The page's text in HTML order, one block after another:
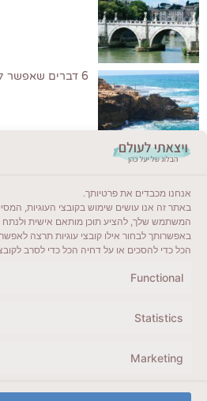
אנחנו מכבדים את פרטיותך.
באתר זה אנו עושים שימוש בקובצי העוגיות,
המשתמש שלך, להציע תוכן מותאם אישית
באפשרותך לבחור אילו קובצי עוגיות תרצה
הכל כדי להסכים או על דחיה הכל כדי לסרב
Functional
Statistics
Marketing
6 דברים שאפשר לעשות בראש הנקרה
ייעדים מומלצים
מדריכים ועזרים
לשליחת הודעת וואטסאפ
veyatsati.laolam@gmail.com